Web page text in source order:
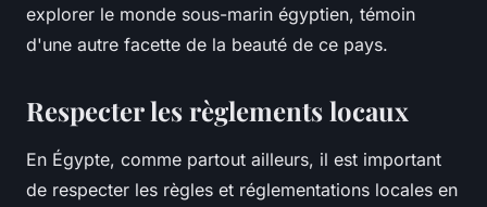
explorer le monde sous-marin égyptien, témoin
d'une autre facette de la beauté de ce pays.
Respecter les règlements locaux
En Égypte, comme partout ailleurs, il est important
de respecter les règles et réglementations locales en